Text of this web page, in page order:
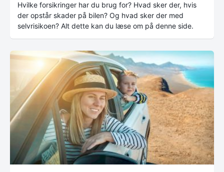
Hvilke forsikringer har du brug for? Hvad sker der, hvis
der opstår skader på bilen? Og hvad sker der med
selvrisikoen? Alt dette kan du læse om på denne side.